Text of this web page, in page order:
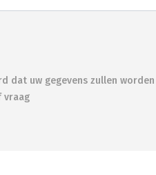
dat uw gegevens zullen worden
vraag